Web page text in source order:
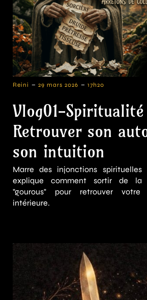
Reini - 29 mars 2026 - 17h20
Vlog01-
Retrouver son
son intuition
Marre des injonctions spirituelles
explique comment sortir de la
"gourous" pour retrouver votre
intérieure.